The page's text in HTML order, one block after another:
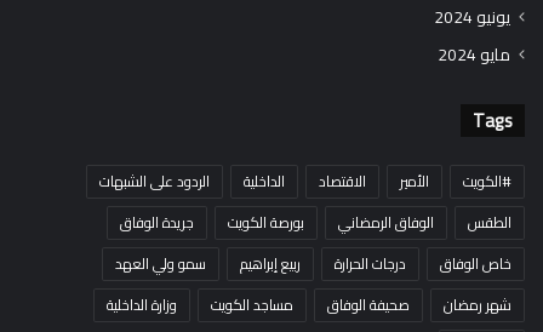
يونيو 2024
مايو 2024
Tags
#الكويت الأمير الاقتصاد الداخلية
الردود على الشبهات
الطقس
الوفاق الرمضاني بورصة الكويت
جريدة الوفاق
خاص الوفاق
درجات الحرارة ربيع إبراهيم
سمو ولي العهد
شهر رمضان
صحيفة الوفاق مساجد الكويت
وزارة الداخلية